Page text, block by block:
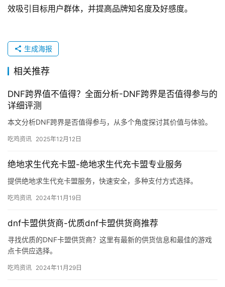
效吸引目标用户群体，并提高品牌知名度及好感度。
生成海报
相关推荐
DNF跨界值不值得？全面分析-DNF跨界是否值得参与的
详细评测
本文分析DNF跨界是否值得参与，从多个角度探讨其价值与体验。
吃鸡资讯 2025年12月12日
绝地求生代充卡盟-绝地求生代充卡盟专业服务
提供绝地求生代充卡盟服务，快速安全，多种支付方式选择。
吃鸡资讯 2024年11月19日
dnf卡盟供货商-优质dnf卡盟供货商推荐
寻找优质的DNF卡盟供货商？这里有最新的供货信息和最佳的游戏
点卡供应选择。
吃鸡资讯 2024年11月29日